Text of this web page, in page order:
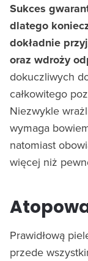
Sukces
dlatego
dokładnie
oraz wdroży
dokuczliwych
całkowitego
Niezwykle
wymaga
natomiast
więcej niż
Prawidłową
przede